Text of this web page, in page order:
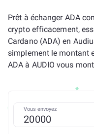
Prêt à échanger ADA
crypto efficacement,
Cardano (ADA) en
simplement le montant
ADA à AUDIO vous
Vous envoyez